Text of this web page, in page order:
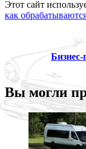
Этот сайт
как
Вы могли